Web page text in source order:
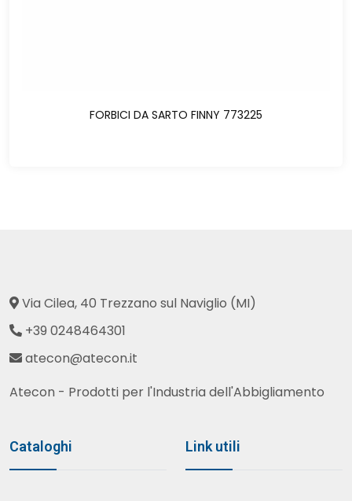
FORBICI DA SARTO FINNY 773225
Via Cilea, 40 Trezzano sul Naviglio (MI)
+39 0248464301
atecon@atecon.it
Atecon - Prodotti per l'Industria dell'Abbigliamento
Cataloghi Link utili